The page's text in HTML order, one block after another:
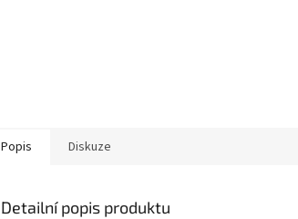
Popis Diskuze
Detailní popis produktu